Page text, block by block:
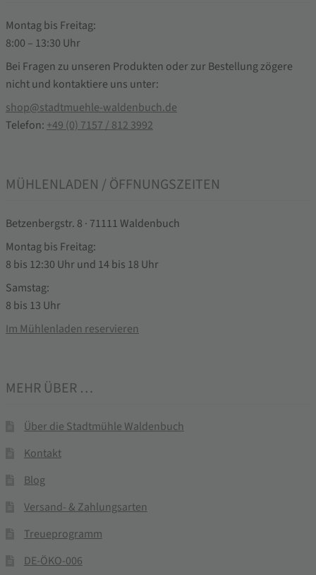
Montag bis Freitag:
8:00 – 13:30 Uhr
Bei Fragen zu unseren Produkten oder zur Bestellung zögere
nicht und kontaktiere uns unter:
shop@stadtmuehle-waldenbuch.de
Telefon: +49 (0) 7157 / 812 3992
MÜHLENLADEN / ÖFFNUNGSZEITEN
Betzenbergstr. 8 · 71111 Waldenbuch
Montag bis Freitag:
8 bis 12:30 Uhr und 14 bis 18 Uhr
Samstag:
8 bis 13 Uhr
Im Mühlenladen reservieren
MEHR ÜBER …
Über die Stadtmühle Waldenbuch
Kontakt
Blog
Versand- & Zahlungsarten
Treueprogramm
DE-ÖKO-006